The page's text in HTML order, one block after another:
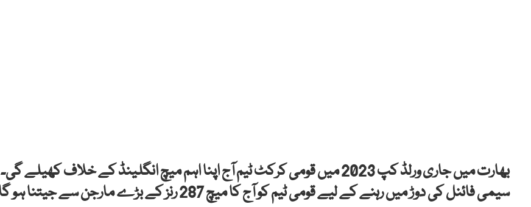
بھارت میں جاری ورلڈ کپ 2023 میں قومی کرکٹ ٹیم آج اپنا اہم میچ انگلینڈ کے خلاف کھیلے گی۔
سیمی فائنل کی دوڑ میں رہنے کے لیے قومی ٹیم کو آج کا میچ 287 رنز کے بڑے مارجن سے جیتنا ہو گا۔